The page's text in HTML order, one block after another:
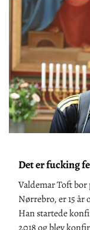
Det er fucking
Valdemar Toft
Nørrebro, er 15 år
Han startede